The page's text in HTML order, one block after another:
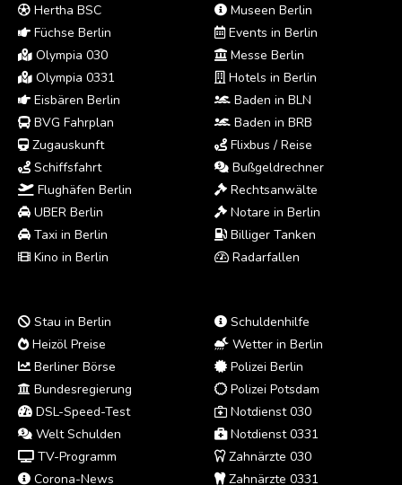
Hertha BSC
Füchse Berlin
Olympia 030
Olympia 0331
Eisbären Berlin
BVG Fahrplan
Zugauskunft
Schiffsfahrt
Flughäfen Berlin
UBER Berlin
Taxi in Berlin
Kino in Berlin
Museen Berlin
Events in Berlin
Messe Berlin
Hotels in Berlin
Baden in BLN
Baden in BRB
Flixbus / Reise
Bußgeldrechner
Rechtsanwälte
Notare in Berlin
Billiger Tanken
Radarfallen
Stau in Berlin
Heizöl Preise
Berliner Börse
Bundesregierung
DSL-Speed-Test
Welt Schulden
TV-Programm
Corona-News
Schuldenhilfe
Wetter in Berlin
Polizei Berlin
Polizei Potsdam
Notdienst 030
Notdienst 0331
Zahnärzte 030
Zahnärzte 0331